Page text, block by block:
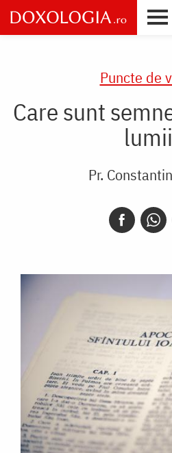
Skip
to
main
Puncte de
Care sunt
Pr.